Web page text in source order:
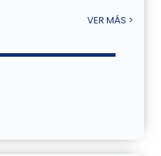
VER MÁS >